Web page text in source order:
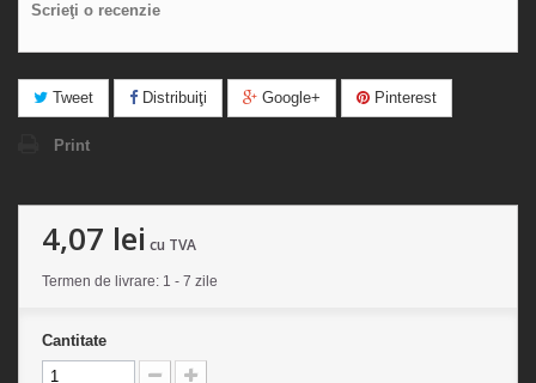
Scrieţi o recenzie
Tweet Distribuiţi Google+ Pinterest
Print
4,07 lei cu TVA
Termen de livrare: 1 - 7 zile
Cantitate